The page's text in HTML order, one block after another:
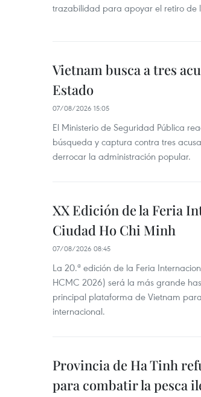
trazabilidad para apoyar el retiro de
Vietnam busca a tres
Estado
07/08/2026 15:05
El Ministerio de Seguridad Pública
búsqueda y captura contra tres
derrocar la administración popular.
XX Edición de la Feria
Ciudad Ho Chi Minh
07/08/2026 08:45
La 20.ª edición de la Feria
HCMC 2026) será la más grande
principal plataforma de Vietnam
internacional.
Provincia de Ha Tinh
para combatir la pesca